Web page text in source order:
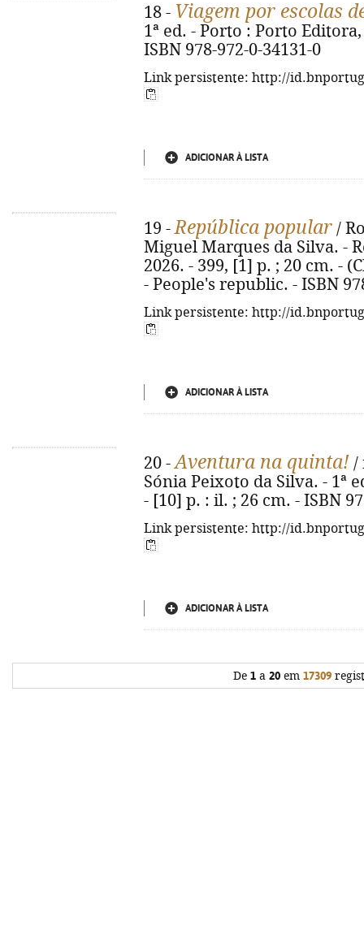
18 - Viagem por escolas
1ª ed. - Porto : Porto
ISBN 978-972-0-34131-0
Link persistente: http://
ADICIONAR À LISTA
19 -República popular /
Miguel Marques da Silva. -
2026. - 399, [1] p. ; 20 cm. -
- People's republic. - ISBN
Link persistente: http://
ADICIONAR À LISTA
20 -Aventura na quinta! /
Sónia Peixoto da Silva. - 1ª
- [10] p. : il. ; 26 cm. - ISBN
Link persistente: http://
ADICIONAR À LISTA
De 1 a 20 em 17309